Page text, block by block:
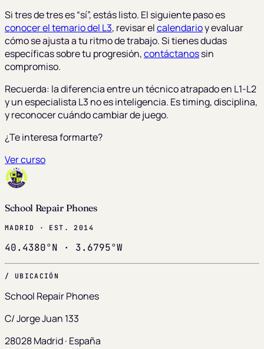
Si tres de tres es “sí”, estás listo. El siguiente paso es
conocer el temario del L3, revisar elcalendarioy evaluar
cómo se ajusta a tu ritmo de trabajo. Si tienes dudas
específicas sobre tu progresión,contáctanossin
compromiso.
Recuerda: la diferencia entre un técnico atrapado en L1-L2
y un especialista L3 no es inteligencia. Es timing, disciplina,
y reconocer cuándo cambiar de juego.
¿Te interesa formarte?
Ver curso
School Repair Phones
MADRID · EST. 2014
40.4380°N · 3.6795°W
/ UBICACIÓN
School Repair Phones
C/ Jorge Juan 133
28028 Madrid · España